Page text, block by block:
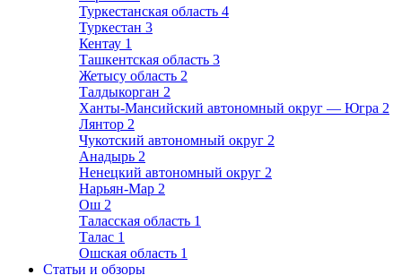
Туркестанская область 4
Туркестан 3
Кентау 1
Ташкентская область 3
Жетысу область 2
Талдыкорган 2
Ханты-Мансийский автономный округ — Югра 2
Лянтор 2
Чукотский автономный округ 2
Анадырь 2
Ненецкий автономный округ 2
Нарьян-Мар 2
Ош 2
Таласская область 1
Талас 1
Ошская область 1
Статьи и обзоры